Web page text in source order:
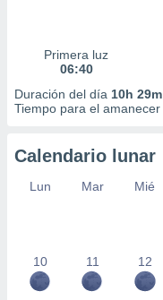
Primera luz
06:40
Duración del día 10h 29m
Tiempo para el amanecer
Calendario lunar
Lun Mar Mié
10 11 12